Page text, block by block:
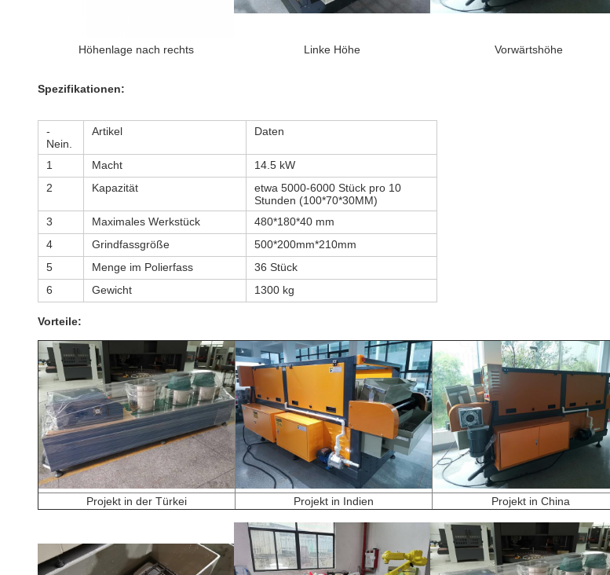
Höhenlage nach rechts Linke Höhe Vorwärtshöhe
Spezifikationen:
-
Nein.
Artikel Daten
1 Macht
14.5 kW
2
Kapazität
etwa 5000-6000 Stück pro 10
Stunden (100*70*30MM)
3
Maximales Werkstück
480*180*40 mm
4
Grindfassgröße
500*200mm*210mm
5
Menge im Polierfass
36 Stück
6
Gewicht 1300 kg
Vorteile:
Projekt in der Türkei Projekt in Indien Projekt in China